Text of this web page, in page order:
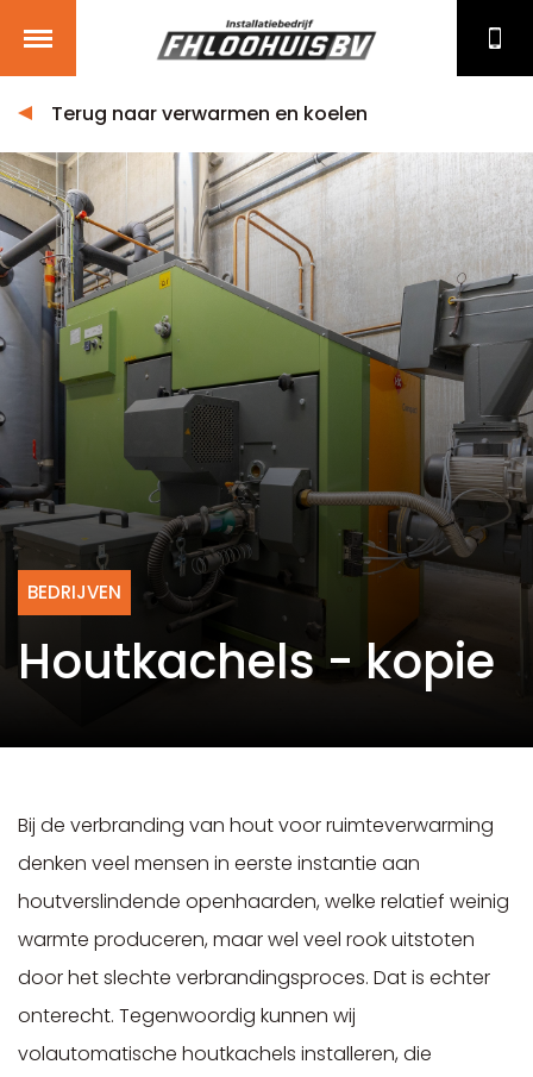
Terug naar verwarmen en koelen
BEDRIJVEN
Houtkachels - kopie
Bij de verbranding van hout voor ruimteverwarming
denken veel mensen in eerste instantie aan
houtverslindende openhaarden, welke relatief weinig
warmte produceren, maar wel veel rook uitstoten
door het slechte verbrandingsproces. Dat is echter
onterecht. Tegenwoordig kunnen wij
volautomatische houtkachels installeren, die